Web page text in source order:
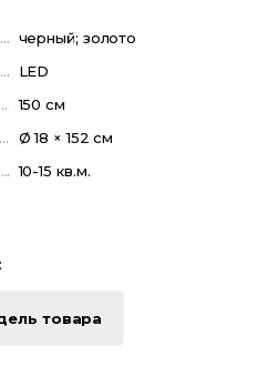
черный; золото
LED
150 см
Ø 18 × 152 см
10-15 кв.м.
товара